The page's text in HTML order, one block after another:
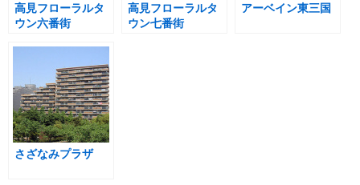
高見フローラルタ
ウン六番街
高見フローラルタ
ウン七番街
アーベイン東三国
さざなみプラザ